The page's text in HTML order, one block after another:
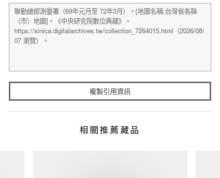
複製引用資訊
相關推薦藏品